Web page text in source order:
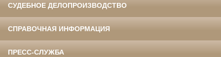
СУДЕБНОЕ ДЕЛОПРОИЗВОДСТВО
СПРАВОЧНАЯ ИНФОРМАЦИЯ
ПРЕСС-СЛУЖБА